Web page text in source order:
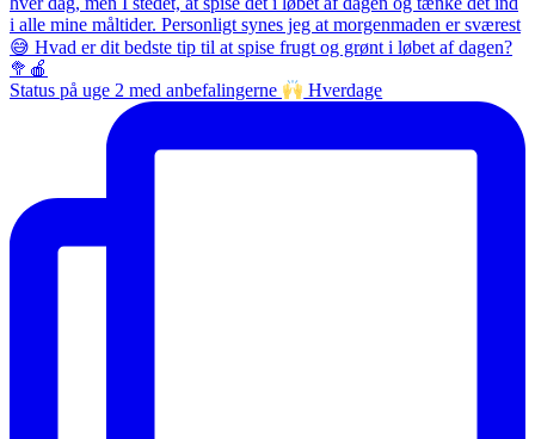
Status på uge 2 med anbefalingerne Hverdage